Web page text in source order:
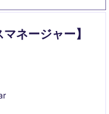
ネージャー】